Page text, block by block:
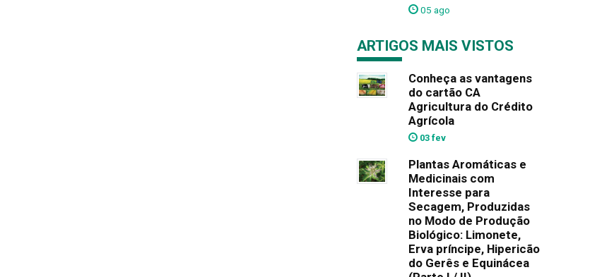
05 ago
ARTIGOS MAIS VISTOS
Conheça as vantagens
do cartão CA
Agricultura do Crédito
Agrícola
03 fev
Plantas Aromáticas e
Medicinais com
Interesse para
Secagem, Produzidas
no Modo de Produção
Biológico: Limonete,
Erva príncipe, Hipericão
do Gerês e Equinácea